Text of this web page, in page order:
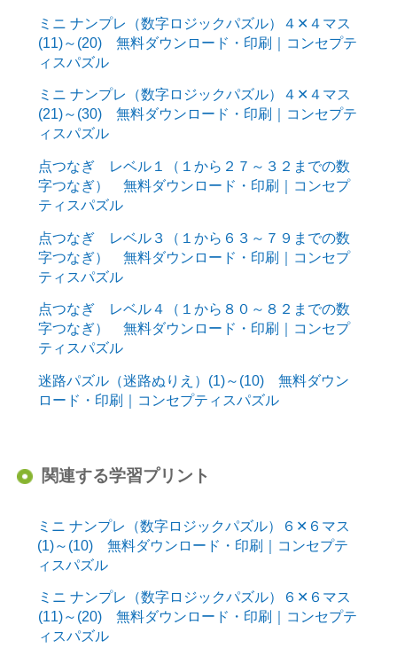
ミニ ナンプレ（数字ロジックパズル）４✕４マス
(11)～(20) 無料ダウンロード・印刷｜コンセプテ
ィスパズル
ミニ ナンプレ（数字ロジックパズル）４✕４マス
(21)～(30) 無料ダウンロード・印刷｜コンセプテ
ィスパズル
点つなぎ レベル１（１から２７～３２までの数
字つなぎ） 無料ダウンロード・印刷｜コンセプ
ティスパズル
点つなぎ レベル３（１から６３～７９までの数
字つなぎ） 無料ダウンロード・印刷｜コンセプ
ティスパズル
点つなぎ レベル４（１から８０～８２までの数
字つなぎ） 無料ダウンロード・印刷｜コンセプ
ティスパズル
迷路パズル（迷路ぬりえ）(1)～(10) 無料ダウン
ロード・印刷｜コンセプティスパズル
関連する学習プリント
ミニ ナンプレ（数字ロジックパズル）６✕６マス
(1)～(10) 無料ダウンロード・印刷｜コンセプテ
ィスパズル
ミニ ナンプレ（数字ロジックパズル）６✕６マス
(11)～(20) 無料ダウンロード・印刷｜コンセプテ
ィスパズル